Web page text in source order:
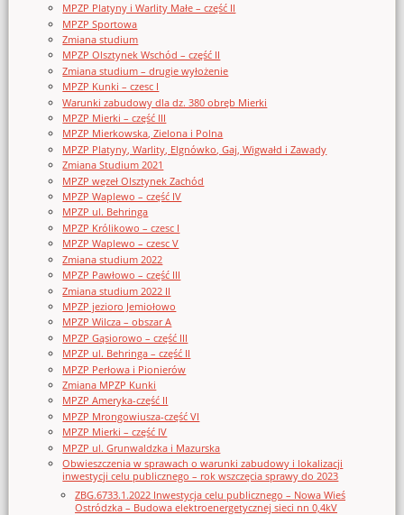
MPZP Platyny i Warlity Małe – część II
MPZP Sportowa
Zmiana studium
MPZP Olsztynek Wschód – część II
Zmiana studium – drugie wyłożenie
MPZP Kunki – czesc I
Warunki zabudowy dla dz. 380 obręb Mierki
MPZP Mierki – część III
MPZP Mierkowska, Zielona i Polna
MPZP Platyny, Warlity, Elgnówko, Gaj, Wigwałd i Zawady
Zmiana Studium 2021
MPZP węzeł Olsztynek Zachód
MPZP Waplewo – część IV
MPZP ul. Behringa
MPZP Królikowo – czesc I
MPZP Waplewo – czesc V
Zmiana studium 2022
MPZP Pawłowo – część III
Zmiana studium 2022 II
MPZP jezioro Jemiołowo
MPZP Wilcza – obszar A
MPZP Gąsiorowo – część III
MPZP ul. Behringa – część II
MPZP Perłowa i Pionierów
Zmiana MPZP Kunki
MPZP Ameryka-część II
MPZP Mrongowiusza-część VI
MPZP Mierki – część IV
MPZP ul. Grunwaldzka i Mazurska
Obwieszczenia w sprawach o warunki zabudowy i lokalizacji
inwestycji celu publicznego – rok wszczęcia sprawy do 2023
ZBG.6733.1.2022 Inwestycja celu publicznego – Nowa Wieś
Ostródzka – Budowa elektroenergetycznej sieci nn 0,4kV